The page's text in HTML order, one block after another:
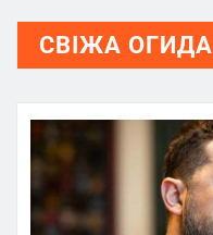
СВІЖА ОГИДА